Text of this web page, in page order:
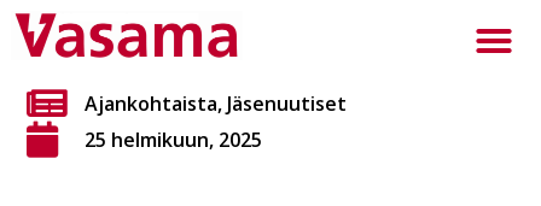
Ajankohtaista, Jäsenuutiset
25 helmikuun, 2025